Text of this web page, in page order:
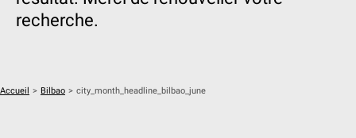
recherche.
Accueil > Bilbao > city_month_headline_bilbao_june